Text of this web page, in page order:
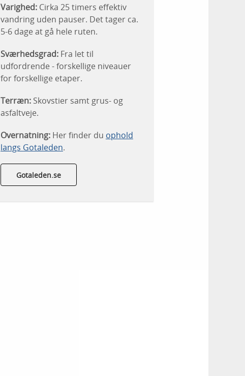
Varighed: Cirka 25 timers effektiv
vandring uden pauser. Det tager ca.
5-6 dage at gå hele ruten.
Sværhedsgrad:Fra let til
udfordrende - forskellige niveauer
for forskellige etaper.
Terræn: Skovstier samt grus- og
asfaltveje.
Overnatning:Her finder du ophold
langs Gotaleden.
Gotaleden.se